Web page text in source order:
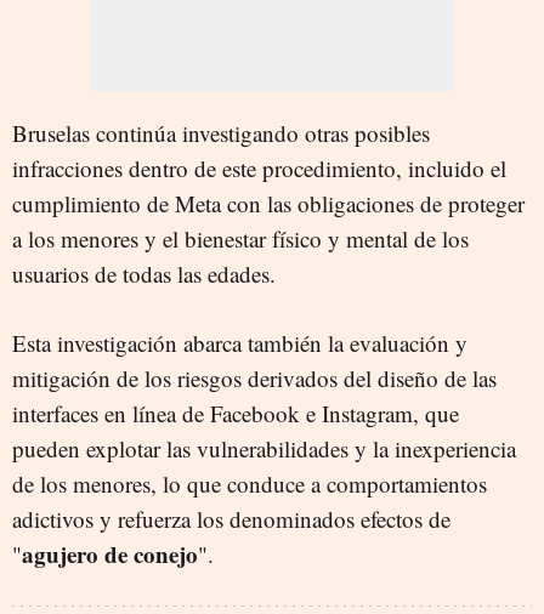
Bruselas continúa investigando otras posibles
infracciones dentro de este procedimiento, incluido el
cumplimiento de Meta con las obligaciones de proteger
a los menores y el bienestar físico y mental de los
usuarios de todas las edades.
Esta investigación abarca también la evaluación y
mitigación de los riesgos derivados del diseño de las
interfaces en línea de Facebook e Instagram, que
pueden explotar las vulnerabilidades y la inexperiencia
de los menores, lo que conduce a comportamientos
adictivos y refuerza los denominados efectos de
"agujero de conejo".